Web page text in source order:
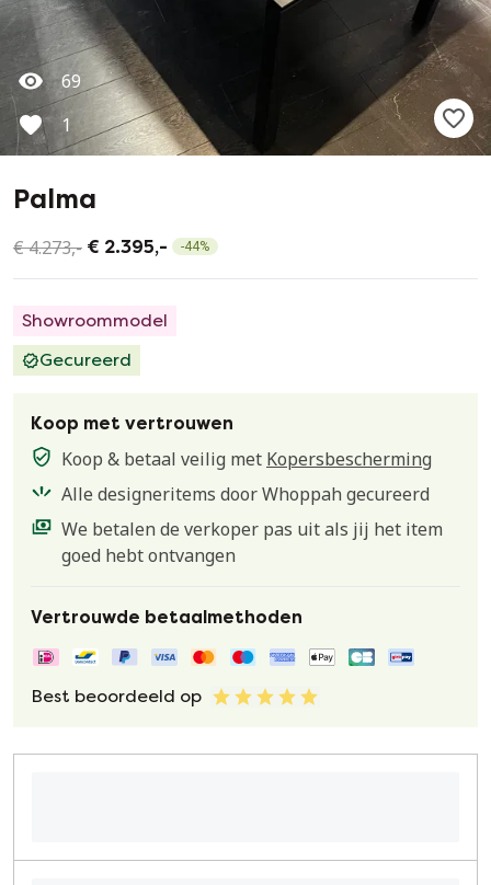
69
1
Palma
€ 4.273,- € 2.395,- -44%
Showroommodel
Gecureerd
Koop met vertrouwen
Koop & betaal veilig met Kopersbescherming
Alle designeritems door Whoppah gecureerd
We betalen de verkoper pas uit als jij het item
goed hebt ontvangen
Vertrouwde betaalmethoden
Best beoordeeld op